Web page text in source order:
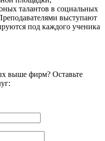
талантов в социальных
выступают
под каждого ученика
выше фирм? Оставьте